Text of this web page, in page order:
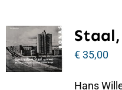
Staal,
€35,00
Hans